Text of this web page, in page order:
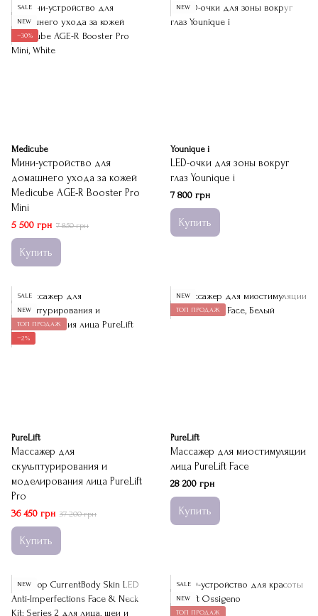
SALE
NEW
−30%
Medicube
Мини-устройство для
домашнего ухода за кожей
Medicube AGE-R Booster Pro
Mini
5 500 грн 7 850 грн
Купить
NEW
Younique i
LED-очки для зоны вокруг
глаз Younique i
7 800 грн
Купить
SALE
NEW
ТОП ПРОДАЖ
−2%
PureLift
Массажер для
скульптурирования и
моделирования лица PureLift
Pro
36 450 грн 37 200 грн
Купить
NEW
ТОП ПРОДАЖ
PureLift
Массажер для миостимуляции
лица PureLift Face
28 200 грн
Купить
NEW
SALE
NEW
ТОП ПРОДАЖ